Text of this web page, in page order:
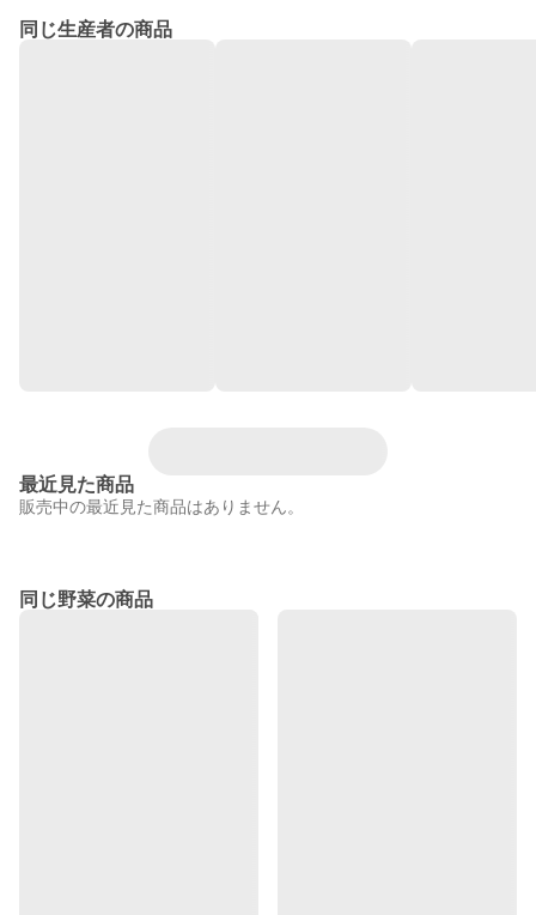
同じ生産者の商品
最近見た商品
販売中の最近見た商品はありません。
同じ野菜の商品